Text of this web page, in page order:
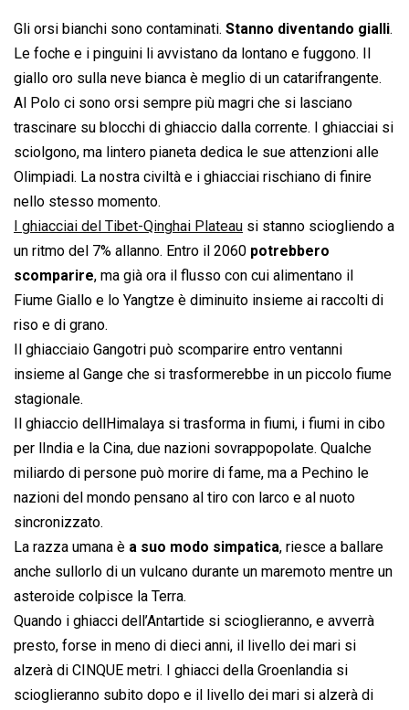
c
e
b
o
o
k
a
t
s
A
p
p
n
k
e
d
I
n
r
e
a
d
s
a
i
l
p
y
L
i
n
k
i
n
t
Gli orsi bianchi sono contaminati. Stanno diventando gialli.
Le foche e i pinguini li avvistano da lontano e fuggono. Il
giallo oro sulla neve bianca è meglio di un catarifrangente.
Al Polo ci sono orsi sempre più magri che si lasciano
trascinare su blocchi di ghiaccio dalla corrente. I ghiacciai si
sciolgono, ma lintero pianeta dedica le sue attenzioni alle
Olimpiadi. La nostra civiltà e i ghiacciai rischiano di finire
nello stesso momento.
I ghiacciai del Tibet-Qinghai Plateau si stanno sciogliendo a
un ritmo del 7% allanno. Entro il 2060 potrebbero
scomparire, ma già ora il flusso con cui alimentano il
Fiume Giallo e lo Yangtze è diminuito insieme ai raccolti di
riso e di grano.
Il ghiacciaio Gangotri può scomparire entro ventanni
insieme al Gange che si trasformerebbe in un piccolo fiume
stagionale.
Il ghiaccio dellHimalaya si trasforma in fiumi, i fiumi in cibo
per lIndia e la Cina, due nazioni sovrappopolate. Qualche
miliardo di persone può morire di fame, ma a Pechino le
nazioni del mondo pensano al tiro con larco e al nuoto
sincronizzato.
La razza umana è a suo modo simpatica, riesce a ballare
anche sullorlo di un vulcano durante un maremoto mentre un
asteroide colpisce la Terra.
Quando i ghiacci dell’Antartide si scioglieranno, e avverrà
presto, forse in meno di dieci anni, il livello dei mari si
alzerà di CINQUE metri. I ghiacci della Groenlandia si
scioglieranno subito dopo e il livello dei mari si alzerà di